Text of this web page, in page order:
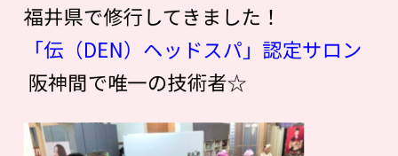
福井県で修行してきました！
「伝（DEN）ヘッドスパ」認定サロン
阪神間で唯一の技術者☆